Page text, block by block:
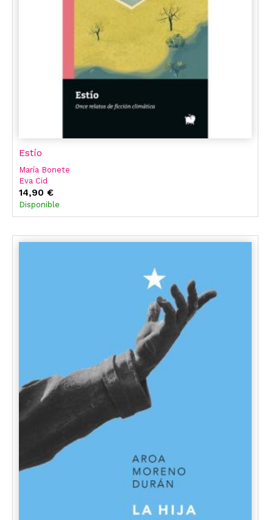
Estío
María Bonete
Eva Cid
Aixa De La Cruz
Layla Martínez
Alejandro Morellón
14,90 €
Disponible